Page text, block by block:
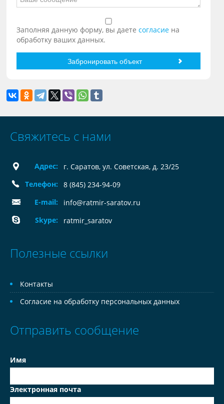
Заполняя данную форму, вы даетесогласие на
обработку ваших данных.
Свяжитесь с нами
Адрес:
г. Саратов, ул. Советская, д. 23/25
Телефон:
8 (845) 234-94-09
E-mail:
info@ratmir-saratov.ru
Skype:
ratmir_saratov
Полезные ссылки
Контакты
Согласие на обработку персональных данных
Отправить сообщение
Имя
Электронная почта